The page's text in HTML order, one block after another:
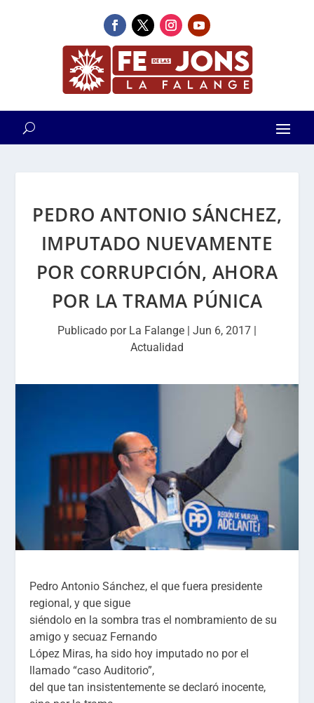
PEDRO ANTONIO SÁNCHEZ,
IMPUTADO NUEVAMENTE
POR CORRUPCIÓN, AHORA
POR LA TRAMA PÚNICA
Publicado por La Falange | Jun 6, 2017 |
Actualidad
Pedro Antonio Sánchez, el que fuera presidente
regional, y que sigue
siéndolo en la sombra tras el nombramiento de su
amigo y secuaz Fernando
López Miras, ha sido hoy imputado no por el
llamado “caso Auditorio”,
del que tan insistentemente se declaró inocente,